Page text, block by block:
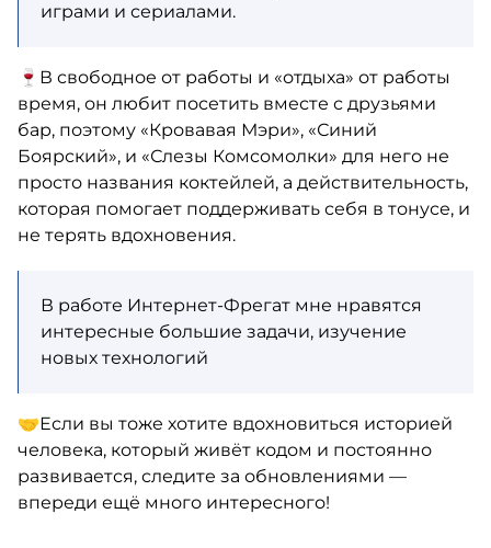
играми и сериалами.
🍷В свободное от работы и «отдыха» от работы
время, он любит посетить вместе с друзьями
бар, поэтому «Кровавая Мэри», «Синий
Боярский», и «Слезы Комсомолки» для него не
просто названия коктейлей, а действительность,
которая помогает поддерживать себя в тонусе, и
не терять вдохновения.
В работе Интернет-Фрегат мне нравятся
интересные большие задачи, изучение
новых технологий
🤝Если вы тоже хотите вдохновиться историей
человека, который живёт кодом и постоянно
развивается, следите за обновлениями —
впереди ещё много интересного!